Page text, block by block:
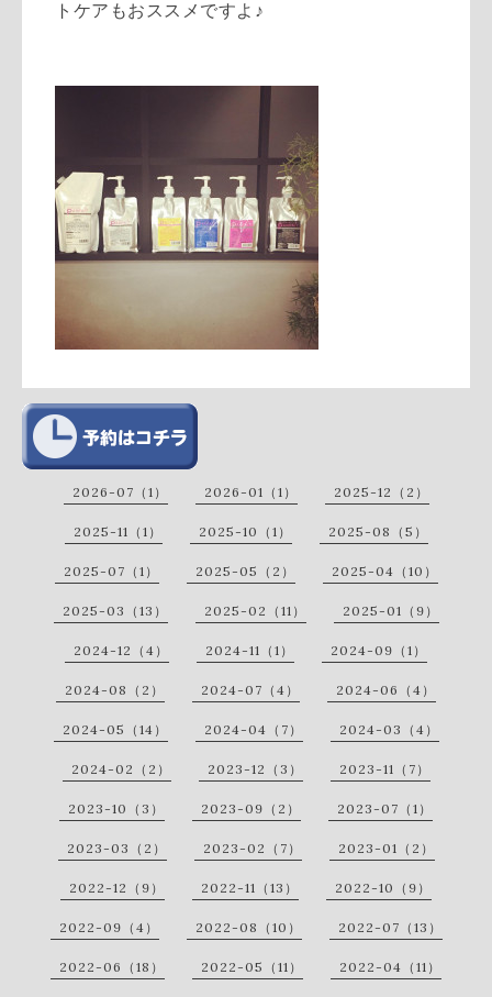
トケアもおススメですよ♪
2026-07（1） 2026-01（1） 2025-12（2）
2025-11（1） 2025-10（1） 2025-08（5）
2025-07（1） 2025-05（2） 2025-04（10）
2025-03（13） 2025-02（11） 2025-01（9）
2024-12（4） 2024-11（1） 2024-09（1）
2024-08（2） 2024-07（4） 2024-06（4）
2024-05（14） 2024-04（7） 2024-03（4）
2024-02（2） 2023-12（3） 2023-11（7）
2023-10（3） 2023-09（2） 2023-07（1）
2023-03（2） 2023-02（7） 2023-01（2）
2022-12（9） 2022-11（13） 2022-10（9）
2022-09（4） 2022-08（10） 2022-07（13）
2022-06（18） 2022-05（11） 2022-04（11）